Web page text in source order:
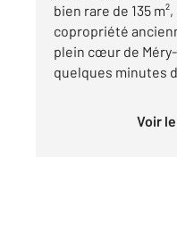
bien rare de 135
copropriété
plein cœur de
quelques minutes
Voir